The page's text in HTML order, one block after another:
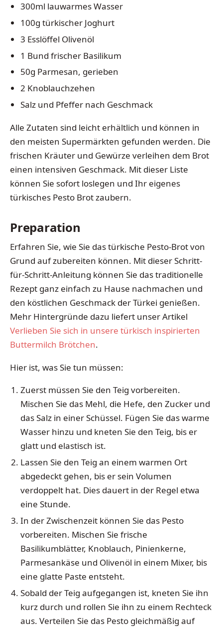
300ml lauwarmes Wasser
100g türkischer Joghurt
3 Esslöffel Olivenöl
1 Bund frischer Basilikum
50g Parmesan, gerieben
2 Knoblauchzehen
Salz und Pfeffer nach Geschmack
Alle Zutaten sind leicht erhältlich und können in
den meisten Supermärkten gefunden werden. Die
frischen Kräuter und Gewürze verleihen dem Brot
einen intensiven Geschmack. Mit dieser Liste
können Sie sofort loslegen und Ihr eigenes
türkisches Pesto Brot zaubern.
Preparation
Erfahren Sie, wie Sie das türkische Pesto-Brot von
Grund auf zubereiten können. Mit dieser Schritt-
für-Schritt-Anleitung können Sie das traditionelle
Rezept ganz einfach zu Hause nachmachen und
den köstlichen Geschmack der Türkei genießen.
Mehr Hintergründe dazu liefert unser Artikel
Verlieben Sie sich in unsere türkisch inspirierten
Buttermilch Brötchen.
Hier ist, was Sie tun müssen:
Zuerst müssen Sie den Teig vorbereiten.
Mischen Sie das Mehl, die Hefe, den Zucker und
das Salz in einer Schüssel. Fügen Sie das warme
Wasser hinzu und kneten Sie den Teig, bis er
glatt und elastisch ist.
Lassen Sie den Teig an einem warmen Ort
abgedeckt gehen, bis er sein Volumen
verdoppelt hat. Dies dauert in der Regel etwa
eine Stunde.
In der Zwischenzeit können Sie das Pesto
vorbereiten. Mischen Sie frische
Basilikumblätter, Knoblauch, Pinienkerne,
Parmesankäse und Olivenöl in einem Mixer, bis
eine glatte Paste entsteht.
Sobald der Teig aufgegangen ist, kneten Sie ihn
kurz durch und rollen Sie ihn zu einem Rechteck
aus. Verteilen Sie das Pesto gleichmäßig auf